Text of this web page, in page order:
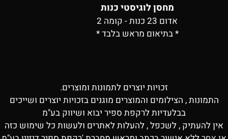
מחסן לוגיסטי כנות
אדום 23 כנות - קומה 2
* בתיאום מראש בלבד *
זכויות יוצרים לתמונות ומוצרים.
התמונות , הצילומים והמוצרים מוגנים בזכויות יוצרים ושייכים
בבלעדיות לרקפת ספיר יבוא ושיווק בע"מ
אין להעתיק , לשכפל , להעלות לאתרים ולעשות כל שימוש כזה